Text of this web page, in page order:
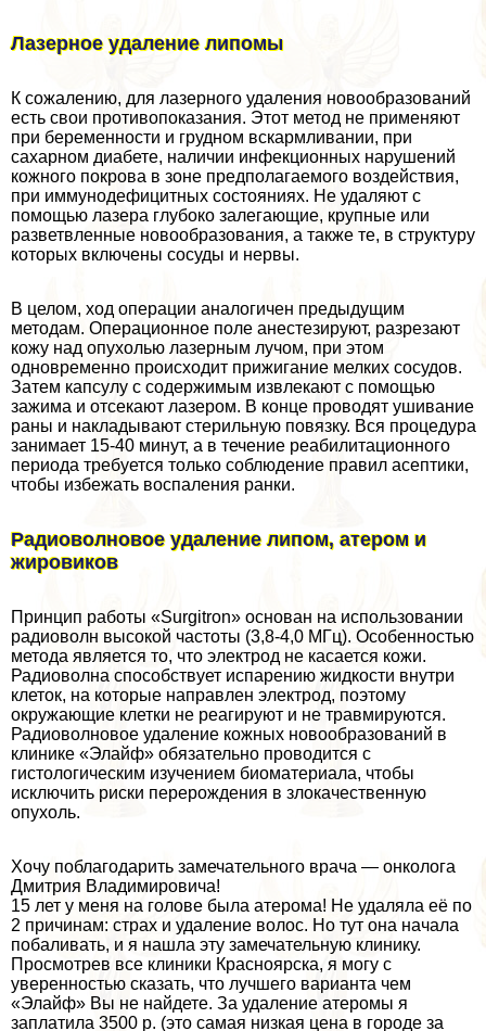
Лазерное удаление липомы
К сожалению, для лазерного удаления новообразований
есть свои противопоказания. Этот метод не применяют
при беременности и грудном вскармливании, при
сахарном диабете, наличии инфекционных нарушений
кожного покрова в зоне предполагаемого воздействия,
при иммунодефицитных состояниях. Не удаляют с
помощью лазера глубоко залегающие, крупные или
разветвленные новообразования, а также те, в структуру
которых включены сосуды и нервы.
В целом, ход операции аналогичен предыдущим
методам. Операционное поле анестезируют, разрезают
кожу над опухолью лазерным лучом, при этом
одновременно происходит прижигание мелких сосудов.
Затем капсулу с содержимым извлекают с помощью
зажима и отсекают лазером. В конце проводят ушивание
раны и накладывают стерильную повязку. Вся процедypa
занимает 15-40 минут, а в течение реабилитационного
периода требуется только соблюдение правил асептики,
чтобы избежать воспаления ранки.
Радиоволновое удаление липом, атером и
жировиков
Принцип работы «Surgitron» основан на использовании
радиоволн высокой частоты (3,8-4,0 МГц). Особенностью
метода является то, что электрод не касается кожи.
Радиоволна способствует испарению жидкости внутри
клеток, на которые направлен электрод, поэтому
окружающие клетки не реагируют и не травмируются.
Радиоволновое удаление кожных новообразований в
клинике «Элайф» обязательно проводится с
гистологическим изучением биоматериала, чтобы
исключить риски перерождения в злокачественную
опухоль.
Хочу поблагодарить замечательного врача — oнкoлoга
Дмитрия Владимировича!
15 лет у меня на голове была атерома! Не удаляла её по
2 причинам: страх и удаление волос. Но тут она начала
побаливать, и я нашла эту замечательную клинику.
Просмотрев все клиники Красноярска, я могу с
уверенностью сказать, что лучшего варианта чем
«Элайф» Вы не найдете. За удаление атеромы я
заплатила 3500 р. (это самая низкая цена в городе за